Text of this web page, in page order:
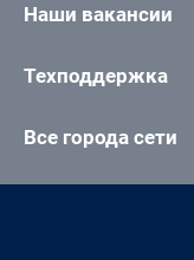
Наши вакансии
Техподдержка
Все города сети